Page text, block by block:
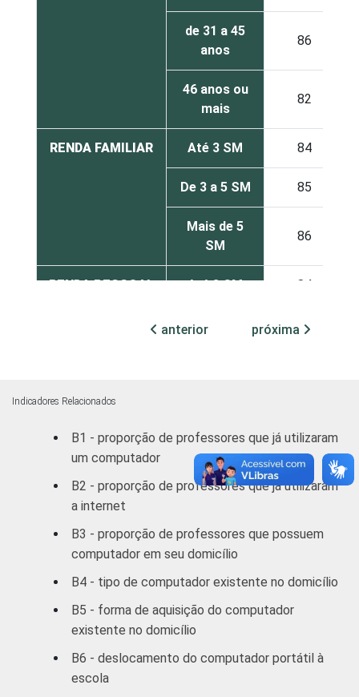
de 31 a 45
anos
86
46 anos ou
mais
82
RENDA FAMILIAR Até 3 SM 84
De 3 a 5 SM 85
Mais de 5
SM
86
RENDA PESSOAL Até 3 SM 84
De 3 a 5 SM 86
Centro
Oeste
83
Sudeste 85
Sul 86
DEPENDÊNCIA
ADMINISTRATIVA
Municipal
Estadual 84
anterior próxima
Indicadores Relacionados
B1 - proporção de professores que já utilizaram
um computador
B2 - proporção de professores que já utilizaram
a internet
B3 - proporção de professores que possuem
computador em seu domicílio
B4 - tipo de computador existente no domicílio
B5 - forma de aquisição do computador
existente no domicílio
B6 - deslocamento do computador portátil à
escola